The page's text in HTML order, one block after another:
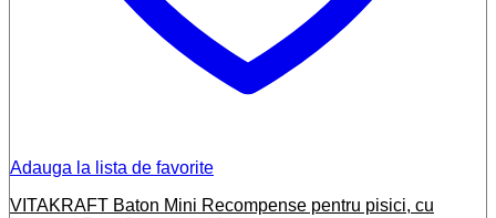
Adauga la lista de favorite
VITAKRAFT Baton Mini Recompense pentru pisici, cu